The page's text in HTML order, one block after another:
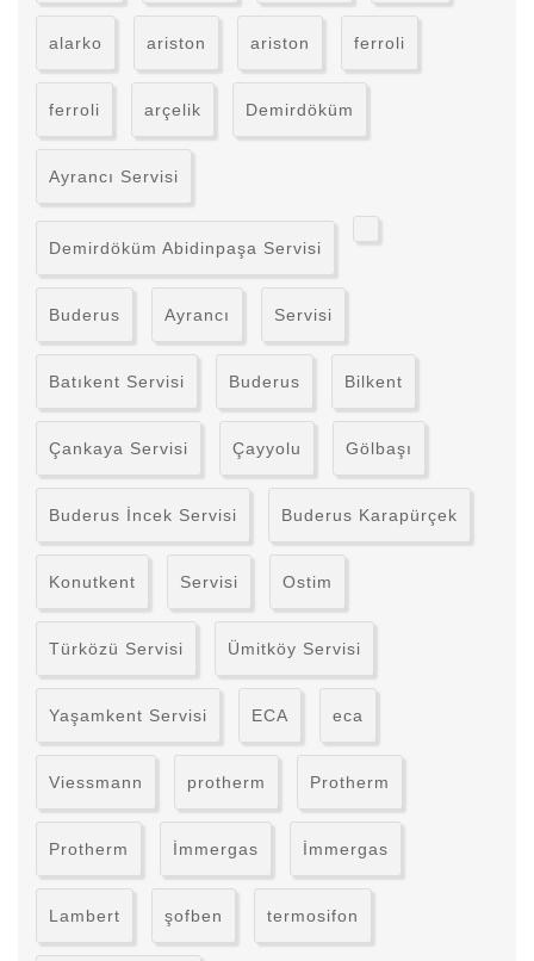
alarko ariston ariston ferroli
ferroli arçelik Demirdöküm
Ayrancı Servisi
Demirdöküm Abidinpaşa Servisi
Buderus Ayrancı Servisi
Batıkent Servisi Buderus Bilkent
Çankaya Servisi Çayyolu Gölbaşı
Buderus İncek Servisi Buderus Karapürçek
Konutkent Servisi Ostim
Türközü Servisi Ümitköy Servisi
Yaşamkent Servisi ECA eca
Viessmann protherm Protherm
Protherm İmmergas İmmergas
Lambert şofben termosifon